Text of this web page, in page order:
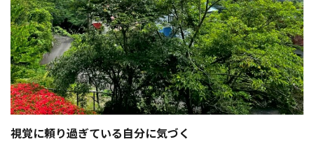
視覚に頼り過ぎている自分に気づく